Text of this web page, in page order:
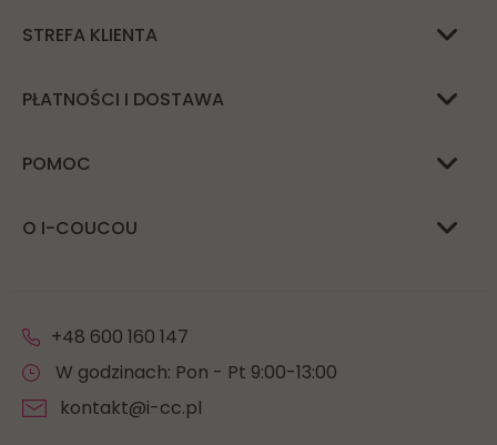
STREFA KLIENTA
PŁATNOŚCI I DOSTAWA
POMOC
O I-COUCOU
+48 600 160 147
W godzinach: Pon - Pt 9:00-13:00
kontakt@i-cc.pl